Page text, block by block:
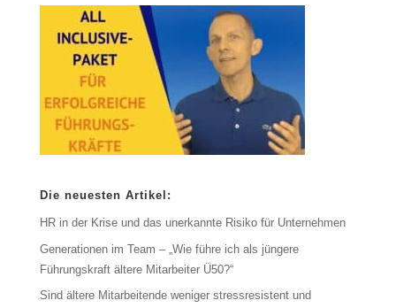
Die neuesten Artikel:
HR in der Krise und das unerkannte Risiko für Unternehmen
Generationen im Team – „Wie führe ich als jüngere
Führungskraft ältere Mitarbeiter Ü50?“
Sind ältere Mitarbeitende weniger stressresistent und